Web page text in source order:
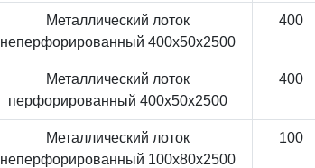
Металлический лоток
неперфорированный 400x50x2500
400
Металлический лоток
перфорированный 400x50x2500
400
Металлический лоток
неперфорированный 100x80x2500
100